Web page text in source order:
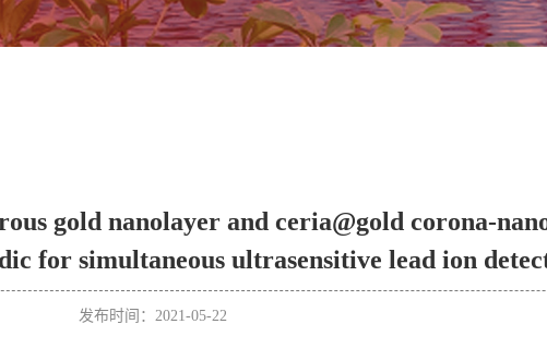
gold nanolayer and ceria@gold corona-
for simultaneous ultrasensitive lead ion
发布时间：2021-05-22